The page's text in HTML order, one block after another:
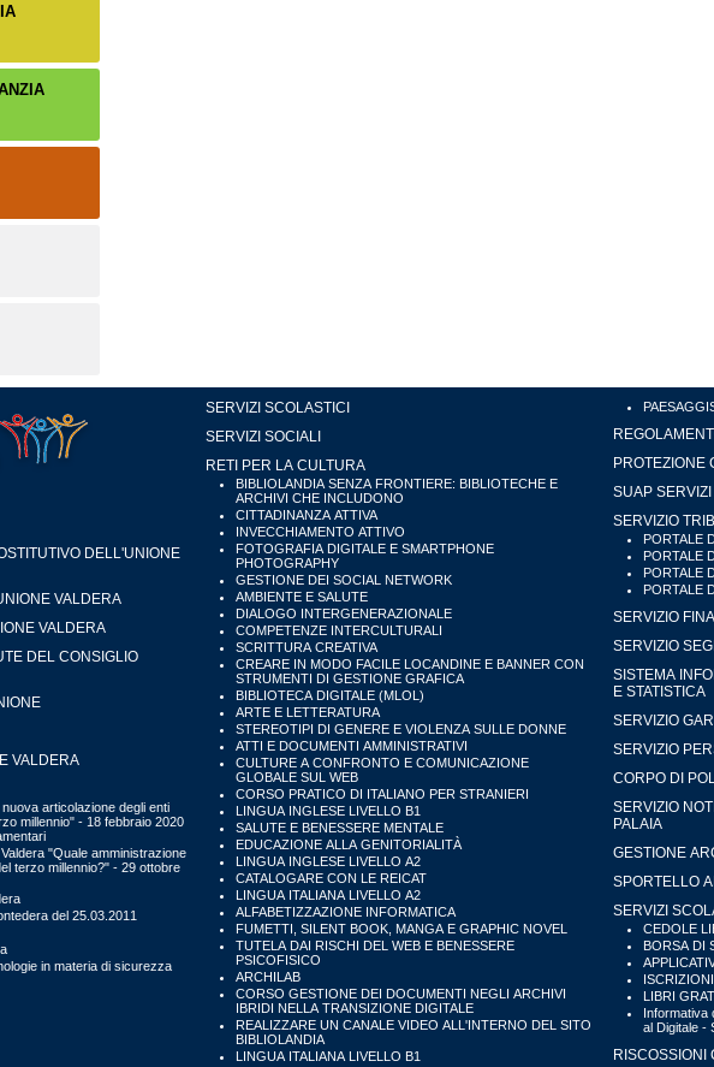
DELL'UNIONE
VALDERA
VALDERA
DEL CONSIGLIO
VALDERA
articolazione degli enti
millennio" - 18 febbraio 2020
"Quale amministrazione
terzo millennio?" - 29 ottobre
del 25.03.2011
in materia di sicurezza
SERVIZI SCOLASTICI
SERVIZI SOCIALI
RETI PER LA CULTURA
BIBLIOLANDIA SENZA FRONTIERE: BIBLIOTECHE E
ARCHIVI CHE INCLUDONO
CITTADINANZA ATTIVA
INVECCHIAMENTO ATTIVO
FOTOGRAFIA DIGITALE E SMARTPHONE
PHOTOGRAPHY
GESTIONE DEI SOCIAL NETWORK
AMBIENTE E SALUTE
DIALOGO INTERGENERAZIONALE
COMPETENZE INTERCULTURALI
SCRITTURA CREATIVA
CREARE IN MODO FACILE LOCANDINE E BANNER CON
STRUMENTI DI GESTIONE GRAFICA
BIBLIOTECA DIGITALE (MLOL)
ARTE E LETTERATURA
STEREOTIPI DI GENERE E VIOLENZA SULLE DONNE
ATTI E DOCUMENTI AMMINISTRATIVI
CULTURE A CONFRONTO E COMUNICAZIONE
GLOBALE SUL WEB
CORSO PRATICO DI ITALIANO PER STRANIERI
LINGUA INGLESE LIVELLO B1
SALUTE E BENESSERE MENTALE
EDUCAZIONE ALLA GENITORIALITÀ
LINGUA INGLESE LIVELLO A2
CATALOGARE CON LE REICAT
LINGUA ITALIANA LIVELLO A2
ALFABETIZZAZIONE INFORMATICA
FUMETTI, SILENT BOOK, MANGA E GRAPHIC NOVEL
TUTELA DAI RISCHI DEL WEB E BENESSERE
PSICOFISICO
ARCHILAB
CORSO GESTIONE DEI DOCUMENTI NEGLI ARCHIVI
IBRIDI NELLA TRANSIZIONE DIGITALE
REALIZZARE UN CANALE VIDEO ALL'INTERNO DEL SITO
BIBLIOLANDIA
LINGUA ITALIANA LIVELLO B1
PROTEZIONE
SUAP
SERVIZIO
PORTALE
PORTALE
PORTALE
PORTALE
SERVIZIO
SERVIZIO
SISTEMA
E STATISTICA
SERVIZIO
SERVIZIO
CORPO DI
SERVIZIO
PALAIA
GESTIONE
SPORTELLO
SERVIZI
CEDOLE
BORSA DI
LIBRI
Informativa
al Digitale -
RISCOSSIONI